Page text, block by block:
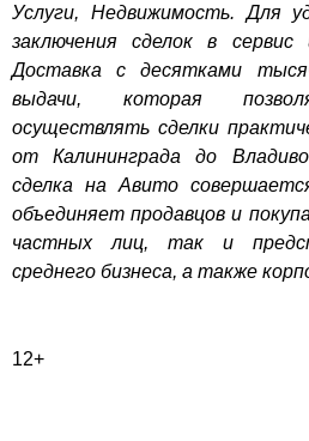
Услуги, Недвижимость. Для
заключения сделок в
Доставка с десятками
выдачи, которая
осуществлять сделки
от Калининграда до
сделка на Авито
объединяет продавцов и
частных лиц, так и
среднего бизнеса, а также
12+